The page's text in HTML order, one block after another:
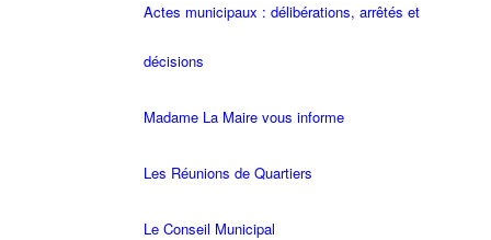
Actes municipaux : délibérations, arrêtés et
décisions
Madame La Maire vous informe
Les Réunions de Quartiers
Le Conseil Municipal